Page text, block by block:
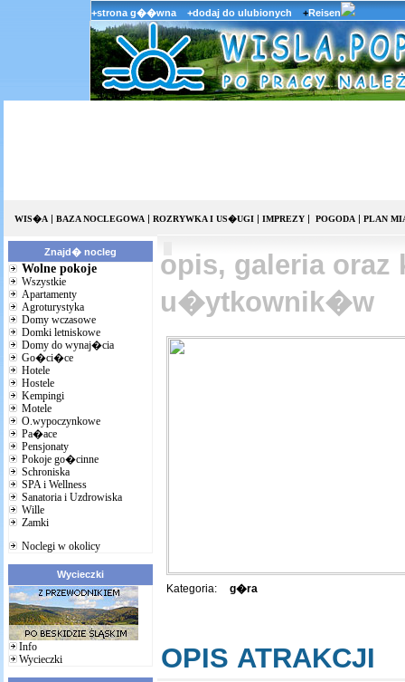
+strona g��wna +dodaj do ulubionych +Reisen
WIS�A| BAZA NOCLEGOWA| ROZRYWKA I US�UGI| IMPREZY| POGODA| PLAN
Znajd� nocleg
Wolne pokoje
Wszystkie
Apartamenty
Agroturystyka
Domy wczasowe
Domki letniskowe
Domy do wynaj�cia
Go�ci�ce
Hotele
Hostele
Kempingi
Motele
O.wypoczynkowe
Pa�ace
Pensjonaty
Pokoje go�cinne
Schroniska
SPA i Wellness
Sanatoria i Uzdrowiska
Wille
Zamki
Noclegi w okolicy
Wycieczki
Info
Wycieczki
opis, galeria oraz
u�ytkownik�w
Kategoria: g�ra
OPIS ATRAKCJI